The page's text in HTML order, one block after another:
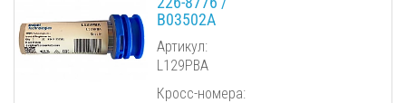
B03502A
Артикул:
L129PBA
Кросс-номера: